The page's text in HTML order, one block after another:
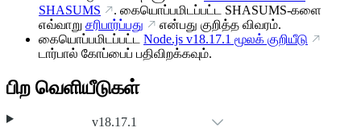
SHASUMS
. கையொப்பமிடப்பட்ட SHASUMS-களை
எவ்வாறு சரிபார்ப்பது
என்பது குறித்த விவரம்.
கையொப்பமிடப்பட்ட Node.js v18.17.1 மூலக் குறியீடு
டார்பால் கோப்பைப் பதிவிறக்கவும்.
பிற வெளியீடுகள்
v18.17.1